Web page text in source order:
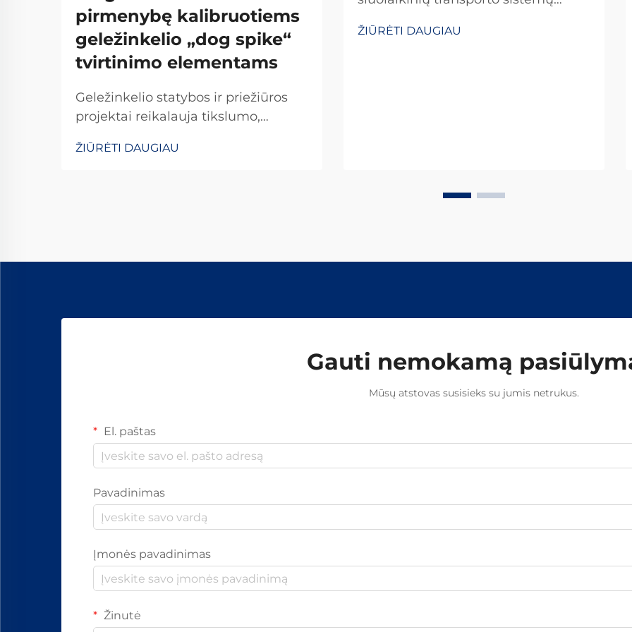
pirmenybę kalibruotiems
geležinkelio „dog spike“
tvirtinimo elementams
Geležinkelio statybos ir priežiūros
projektai reikalauja tikslumo,
patikimumo kiekvieno naudojamo
ŽIŪRĖTI DAUGIAU
komponentas svarbus eksplotacinės
ŽIŪRĖTI DAUGIAU
Gauti nemokamą
Mūsų atstovas susisieks su jumis netrukus.
El. paštas
Pavadinimas
Įmonės pavadinimas
Žinutė